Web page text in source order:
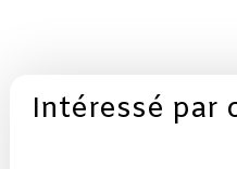
Intéressé par